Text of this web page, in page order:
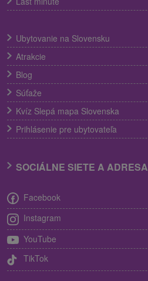
Ubytovanie na Slovensku
Atrakcie
Blog
Súťaže
Kvíz Slepá mapa Slovenska
Prihlásenie pre ubytovateľa
SOCIÁLNE SIETE A ADRESA
Facebook
Instagram
YouTube
TikTok